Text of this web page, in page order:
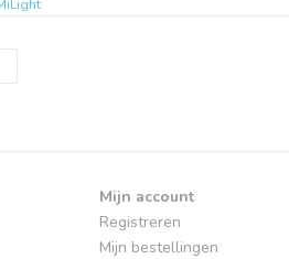
Mijn account
Registreren
Mijn bestellingen